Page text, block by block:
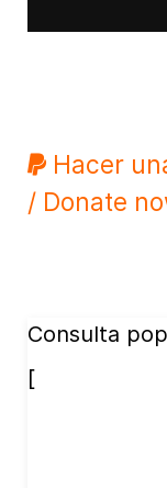
Hacer
/ Donate
Consulta
[